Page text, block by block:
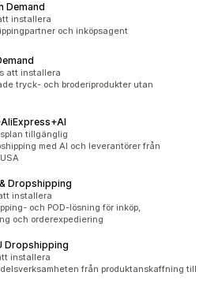
Demand
installera
och inköpsagent
att installera
tryck- och broderiprodukter utan
tillgänglig
med AI och leverantörer från
Dropshipping
installera
och POD-lösning för inköp,
och orderexpediering
Dropshipping
installera
från produktanskaffning till